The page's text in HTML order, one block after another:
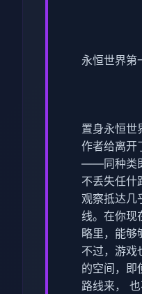
永恒世界第
置身永恒世
作者给离开
——同种类
不丢失任什
观察抵达几
线。在你现
略里，能够
不过，游戏
的空间，即
路线来， 也